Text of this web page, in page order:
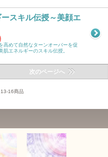
スキル伝授～美顔エ
高めて自然なターンオーバーを促
肌エネルギーのスキル伝授。
次のページへ
16商品